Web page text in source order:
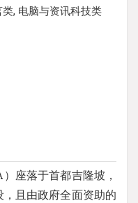
, 电脑与资讯科技类
座落于首都吉隆坡，
且由政府全面资助的